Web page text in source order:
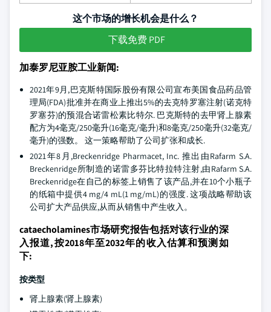
这个市场的增长机会是什么？
下载免费 PDF
加泰罗尼亚胺工业新闻:
2021年9月,巴克斯特国际股份有限公司宣布美国食品药品管
理局(FDA)批准并在商业上推出5%的去克特罗塞注射(诺克特
罗塞芬)的预混合诺雷松素比特尔. 巴克斯特的去甲肾上腺素
配方为4毫克/250毫升(16毫克/毫升)和8毫克/250毫升(32毫克/
毫升)的强数。 这一策略帮助了公司扩张和成长.
2021年8月,Breckenridge Pharmacet, Inc. 推出由Rafarm S.A.
Breckenridge所制造的诺雷多芬比特拉特注射,由Rafarm S.A.
Breckenridge在自己的标签上销售了该产品,并在10个小瓶子
的纸箱中提供4 mg/4 mL(1 mg/mL)的强度. 这项战略帮助该
公司扩大产品供应,从而从销售中产生收入。
cataecholamines市场研究报告包括对该行业的深
入报道,按2018年至2032年的收入估算和预测如
下:
按类型
肾上腺素(肾上腺素)